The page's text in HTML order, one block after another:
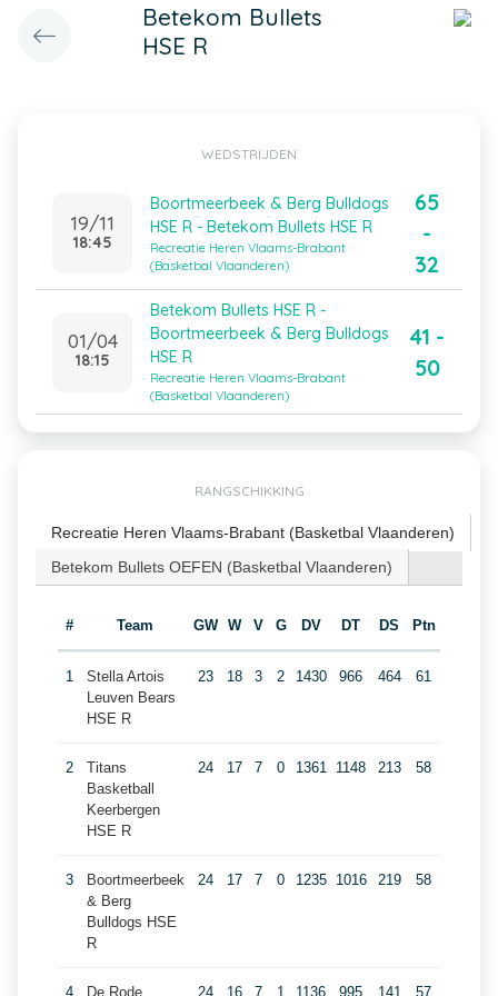
Betekom Bullets
HSE R
WEDSTRIJDEN
19/11
18:45
Boortmeerbeek & Berg Bulldogs
HSE R - Betekom Bullets HSE R
Recreatie Heren Vlaams-Brabant
(Basketbal Vlaanderen)
65
-
32
01/04
18:15
Betekom Bullets HSE R -
Boortmeerbeek & Berg Bulldogs
HSE R
Recreatie Heren Vlaams-Brabant
(Basketbal Vlaanderen)
41 -
50
RANGSCHIKKING
Recreatie Heren Vlaams-Brabant (Basketbal Vlaanderen)
Betekom Bullets OEFEN (Basketbal Vlaanderen)
# Team GW W V G DV DT DS Ptn
1
Stella Artois
Leuven Bears
HSE R
23 18 3 2 1430 966 464 61
2
Titans
Basketball
Keerbergen
HSE R
24 17 7 0 1361 1148 213 58
3
Boortmeerbeek
& Berg
Bulldogs HSE
R
24 17 7 0 1235 1016 219 58
4 De Rode 24 16 7 1 1136 995 141 57